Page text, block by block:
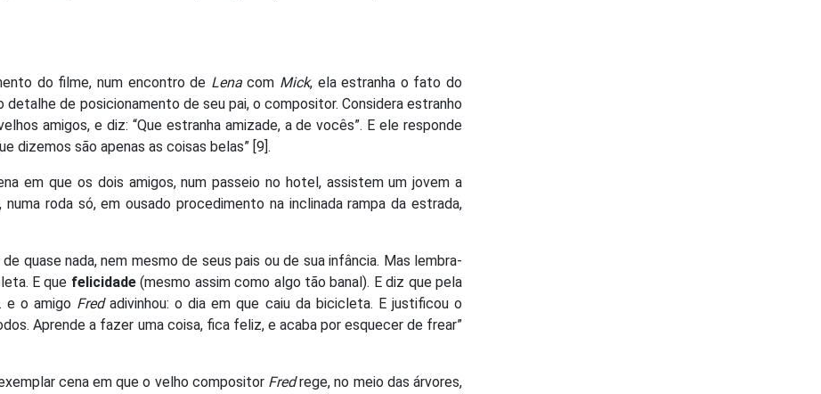
do filme, num encontro de Lenacom Mick, ela estranha o fato do
de posicionamento de seu pai, o compositor. Considera estranho
amigos, e diz: “Que estranha amizade, a de vocês”. E ele responde
dizemos são apenas as coisas belas” [9].
em que os dois amigos, num passeio no hotel, assistem um jovem a
roda só, em ousado procedimento na inclinada rampa da estrada,
quase nada, nem mesmo de seus pais ou de sua infância. Mas lembra-
E que felicidade(mesmo assim como algo tão banal). E diz que pela
e o amigo Fredadivinhou: o dia em que caiu da bicicleta. E justificou o
Aprende a fazer uma coisa, fica feliz, e acaba por esquecer de frear”
cena em que o velho compositor Fredrege, no meio das árvores,